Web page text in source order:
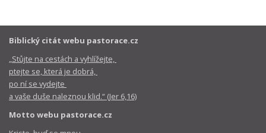
Biblický citát webu pastorace.cz
„Stůjte na cestách a vyhlížejte,
ptejte se, která je dobrá,
po ní se vydejte
a vaše duše naleznou klid.“ (Jer 6,16)
Motto webu pastorace.cz